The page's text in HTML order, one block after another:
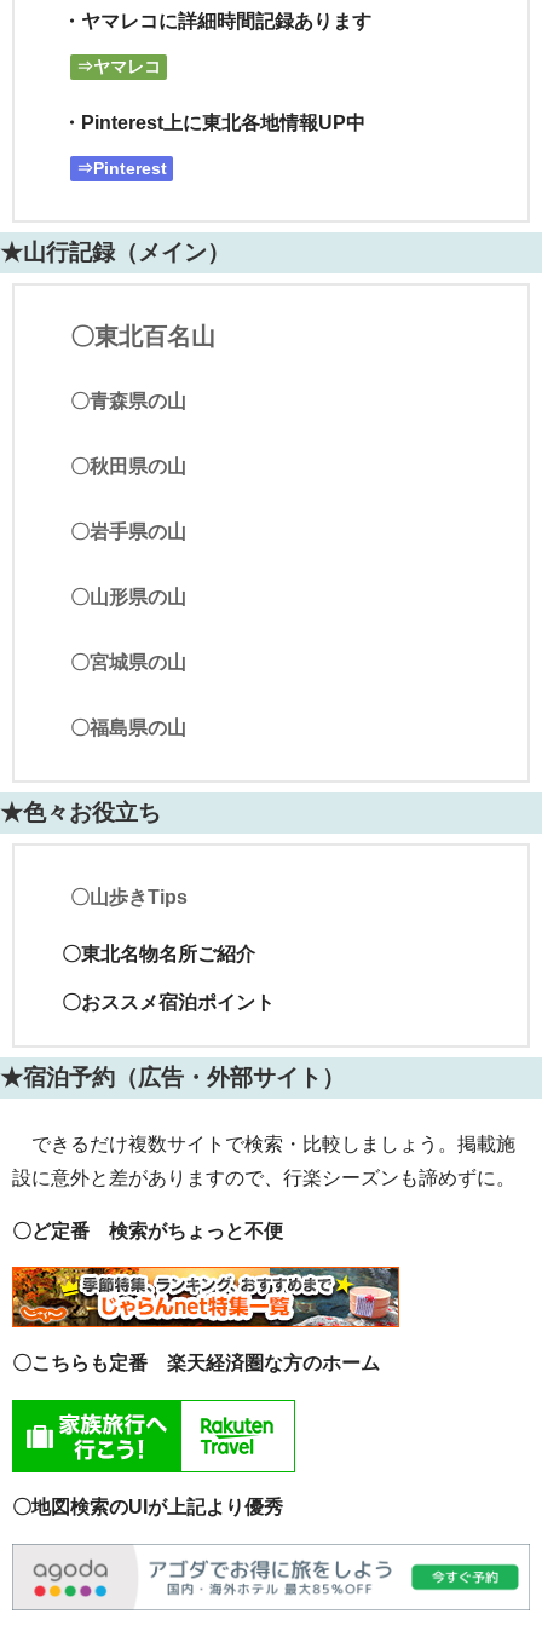
・ヤマレコに詳細時間記録あります
⇒ヤマレコ
・Pinterest上に東北各地情報UP中
⇒Pinterest
★山行記録（メイン）
〇東北百名山
〇青森県の山
〇秋田県の山
〇岩手県の山
〇山形県の山
〇宮城県の山
〇福島県の山
★色々お役立ち
〇山歩きTips
〇東北名物名所ご紹介
〇おススメ宿泊ポイント
★宿泊予約（広告・外部サイト）
できるだけ複数サイトで検索・比較しましょう。掲載施
設に意外と差がありますので、行楽シーズンも諦めずに。
〇ど定番 検索がちょっと不便
〇こちらも定番 楽天経済圏な方のホーム
〇地図検索のUIが上記より優秀